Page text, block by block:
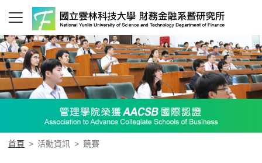
首頁 > 活動資訊 > 競賽